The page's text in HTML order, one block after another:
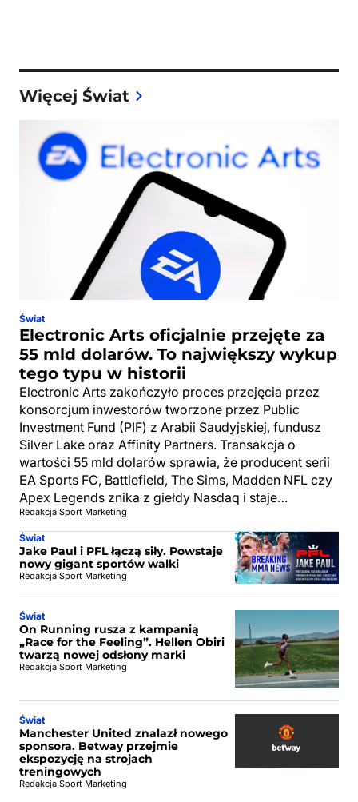
Więcej Świat
Świat
Electronic Arts oficjalnie przejęte za
55 mld dolarów. To największy wykup
tego typu w historii
Electronic Arts zakończyło proces przejęcia przez
konsorcjum inwestorów tworzone przez Public
Investment Fund (PIF) z Arabii Saudyjskiej, fundusz
Silver Lake oraz Affinity Partners. Transakcja o
wartości 55 mld dolarów sprawia, że producent serii
EA Sports FC, Battlefield, The Sims, Madden NFL czy
Apex Legends znika z giełdy Nasdaq i staje…
Redakcja Sport Marketing
Świat
Jake Paul i PFL łączą siły. Powstaje
nowy gigant sportów walki
Redakcja Sport Marketing
Świat
On Running rusza z kampanią
„Race for the Feeling”. Hellen Obiri
twarzą nowej odsłony marki
Redakcja Sport Marketing
Świat
Manchester United znalazł nowego
sponsora. Betway przejmie
ekspozycję na strojach
treningowych
Redakcja Sport Marketing